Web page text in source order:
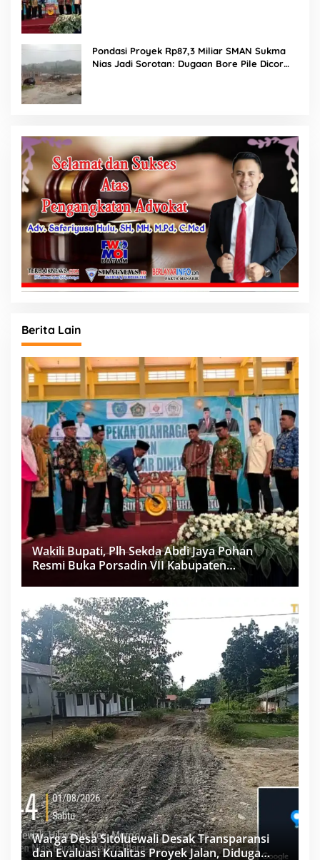
Pondasi Proyek Rp87,3 Miliar SMAN Sukma
Nias Jadi Sorotan: Dugaan Bore Pile Dicor
Berita Lain
Wakili Bupati, Plh Sekda Abdi Jaya Pohan
Resmi Buka Porsadin VII Kabupaten
Warga Desa Sitoluewali Desak Transparansi
dan Evaluasi Kualitas Proyek Jalan, Diduga